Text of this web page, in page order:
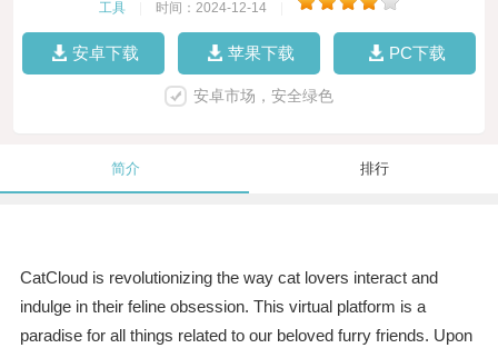
工具 时间：2024-12-14
安卓下载 苹果下载 PC下载
安卓市场，安全绿色
简介 排行
CatCloud is revolutionizing the way cat lovers interact and
indulge in their feline obsession. This virtual platform is a
paradise for all things related to our beloved furry friends. Upon